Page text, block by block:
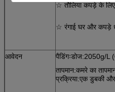
☆ तौलिया कपड़े के लिए
☆ रंगाई घर और कपड़े
आवेदन
पैडिंगःडोज:2050g/L
तापमान:कमरे का
प्रक्रिया:एक डुबकी